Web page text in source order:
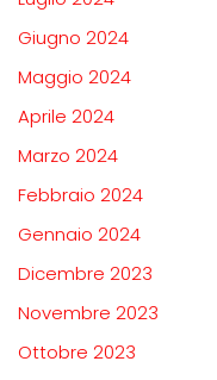
Giugno 2024
Maggio 2024
Aprile 2024
Marzo 2024
Febbraio 2024
Gennaio 2024
Dicembre 2023
Novembre 2023
Ottobre 2023